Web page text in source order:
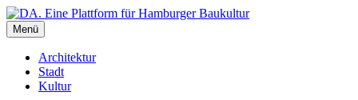
Inhalte
überspringen
DA. Eine Plattform für Hamburger Baukultur
Menü
Architektur
Stadt
Kultur